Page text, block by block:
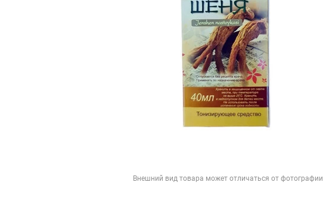
Внешний вид товара может отличаться от фотографии